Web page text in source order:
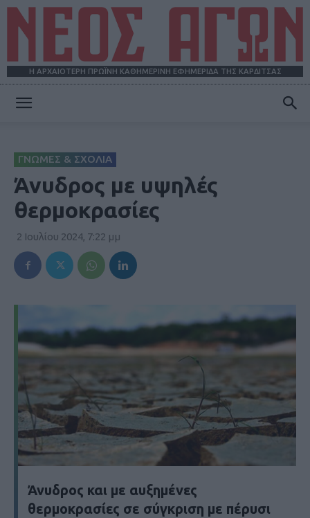
Η ΑΡΧΑΙΟΤΕΡΗ ΠΡΩΪΝΗ ΚΑΘΗΜΕΡΙΝΗ ΕΦΗΜΕΡΙΔΑ ΤΗΣ ΚΑΡΔΙΤΣΑΣ
ΓΝΩΜΕΣ & ΣΧΟΛΙΑ
Άνυδρος με υψηλές
θερμοκρασίες
2 Ιουλίου 2024, 7:22 μμ
Άνυδρος και με αυξημένες
θερμοκρασίες σε σύγκριση με πέρυσι